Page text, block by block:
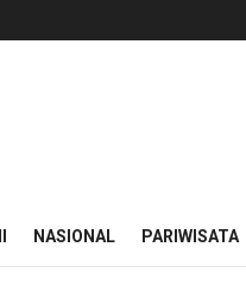
NASIONAL PARIWISATA